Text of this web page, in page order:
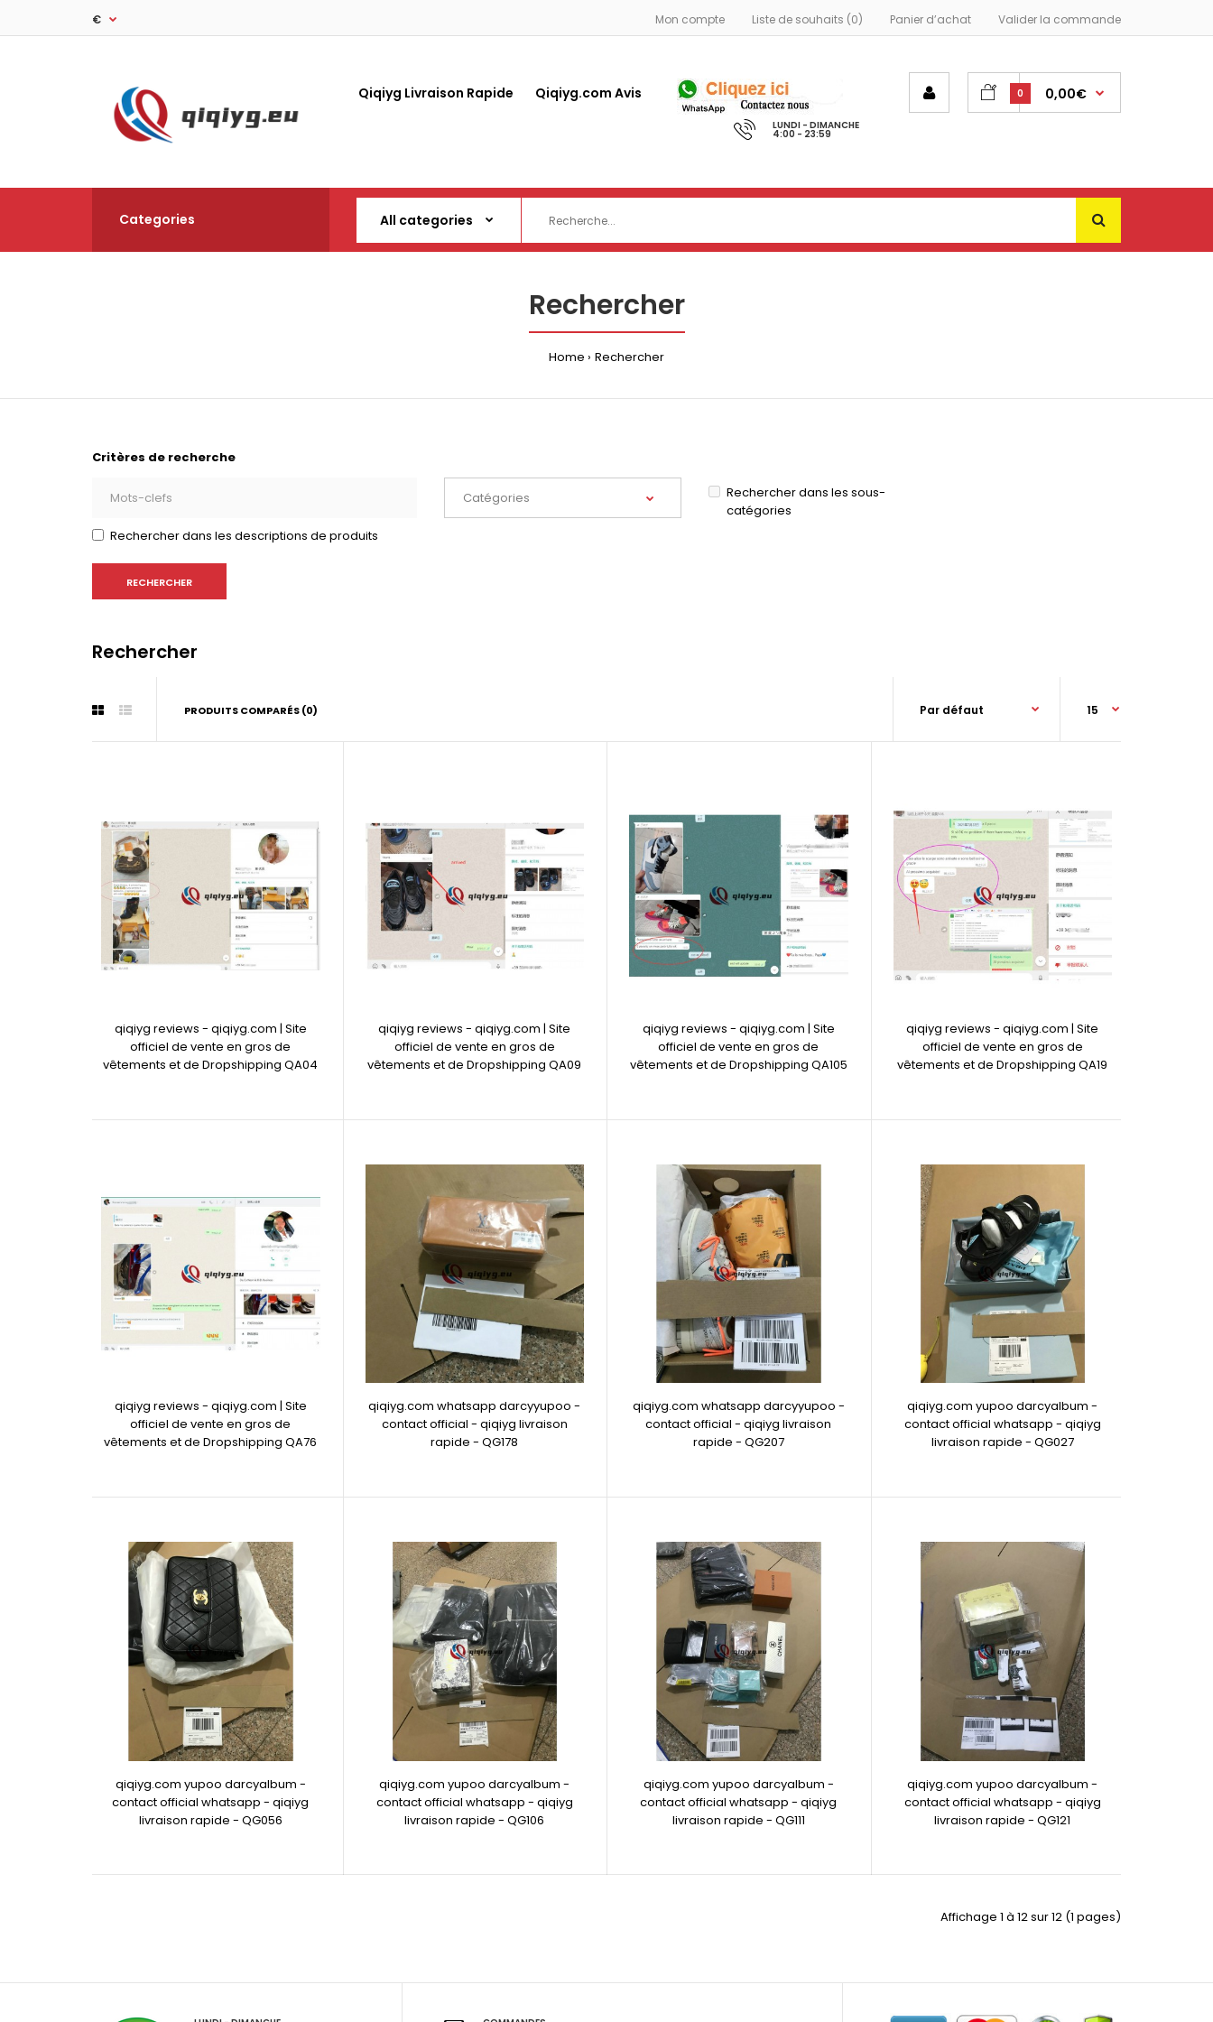
Mon compte Liste de souhaits (0) Panier d’achat Valider la commande
€
Qiqiyg Livraison Rapide Qiqiyg.com Avis
LUNDI - DIMANCHE
4:00 - 23:59
0 0,00€
Categories
Rechercher
Home Rechercher
Critères de recherche
Rechercher dans les sous-
catégories
Rechercher dans les descriptions de produits
Rechercher
PRODUITS COMPARÉS (0)
qiqiyg reviews - qiqiyg.com | Site
officiel de vente en gros de
vêtements et de Dropshipping QA04
qiqiyg reviews - qiqiyg.com | Site
officiel de vente en gros de
vêtements et de Dropshipping QA09
qiqiyg reviews - qiqiyg.com | Site
officiel de vente en gros de
vêtements et de Dropshipping QA105
qiqiyg reviews - qiqiyg.com | Site
officiel de vente en gros de
vêtements et de Dropshipping QA19
qiqiyg reviews - qiqiyg.com | Site
officiel de vente en gros de
vêtements et de Dropshipping QA76
qiqiyg.com whatsapp darcyyupoo -
contact official - qiqiyg livraison
rapide - QG178
qiqiyg.com whatsapp darcyyupoo -
contact official - qiqiyg livraison
rapide - QG207
qiqiyg.com yupoo darcyalbum -
contact official whatsapp - qiqiyg
livraison rapide - QG027
qiqiyg.com yupoo darcyalbum -
contact official whatsapp - qiqiyg
livraison rapide - QG056
qiqiyg.com yupoo darcyalbum -
contact official whatsapp - qiqiyg
livraison rapide - QG106
qiqiyg.com yupoo darcyalbum -
contact official whatsapp - qiqiyg
livraison rapide - QG111
qiqiyg.com yupoo darcyalbum -
contact official whatsapp - qiqiyg
livraison rapide - QG121
Affichage 1 à 12 sur 12 (1 pages)